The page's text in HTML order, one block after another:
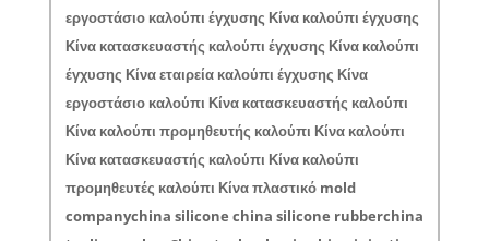
εργοστάσιο καλούπι έγχυσης Κίνα καλούπι έγχυσης
Κίνα κατασκευαστής καλούπι έγχυσης Κίνα καλούπι
έγχυσης Κίνα εταιρεία καλούπι έγχυσης Κίνα
εργοστάσιο καλούπι Κίνα κατασκευαστής καλούπι
Κίνα καλούπι προμηθευτής καλούπι Κίνα καλούπι
Κίνα κατασκευαστής καλούπι Κίνα καλούπι
προμηθευτές καλούπι Κίνα πλαστικό mold
companychina silicone china silicone rubberchina